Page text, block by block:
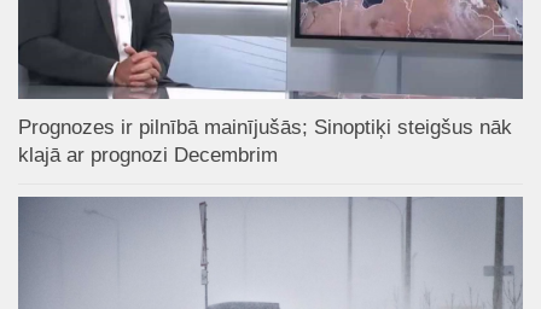
Prognozes ir pilnībā mainījušās; Sinoptiķi steigšus nāk
klajā ar prognozi Decembrim